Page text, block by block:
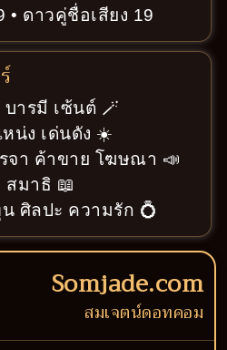
• ดาวคู่ชื่อเสียง 19
ารมี เซ้นต์ 🪄
น่ง เด่นดัง ☀️
รจา ค้าขาย โฆษณา 📣
มาธิ 📖
น ศิลปะ ความรัก 💍
Somjade.com
สมเจตน์ดอทคอม